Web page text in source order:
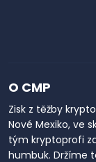
O CMP
Zisk z těžby
Nové Mexiko, ve
tým kryptoprofi
humbuk. Držíme